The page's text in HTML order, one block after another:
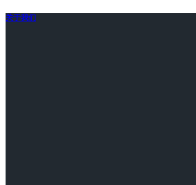
关于我们